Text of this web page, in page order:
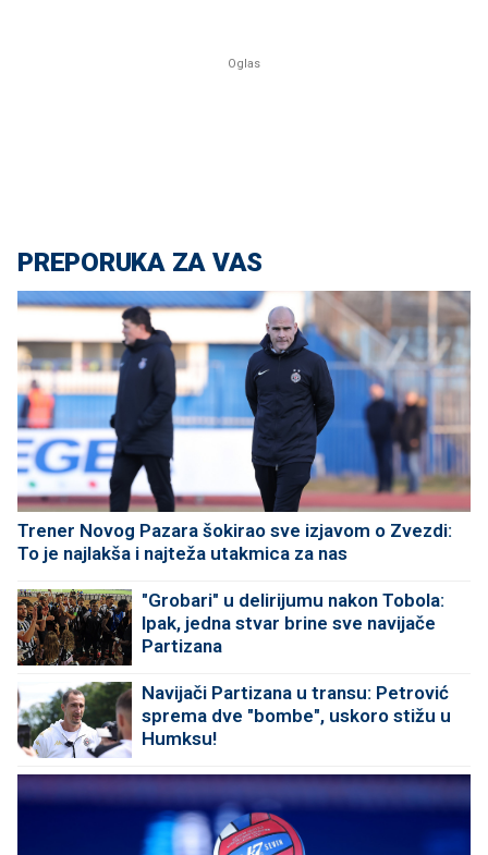
PREPORUKA ZA VAS
Trener Novog Pazara šokirao sve izjavom o Zvezdi:
To je najlakša i najteža utakmica za nas
"Grobari" u delirijumu nakon Tobola:
Ipak, jedna stvar brine sve navijače
Partizana
Navijači Partizana u transu: Petrović
sprema dve "bombe", uskoro stižu u
Humksu!